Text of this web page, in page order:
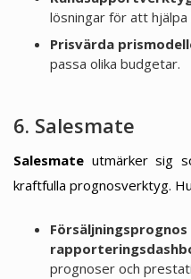
lösningar för att hjälpa
Prisvärda
passa olika budgetar.
6. Salesmate
Salesmate utmärker sig
kraftfulla prognosverktyg.
Försäljningsprognos
prognoser och